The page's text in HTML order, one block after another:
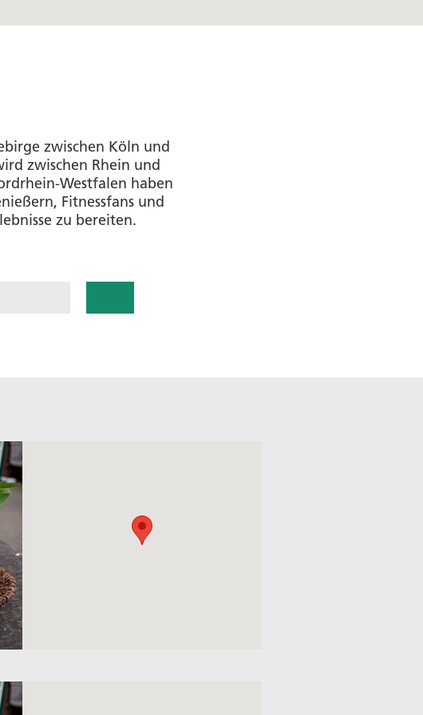
zwischen Köln und
zwischen Rhein und
Westfalen haben
Fitnessfans und
zu bereiten.